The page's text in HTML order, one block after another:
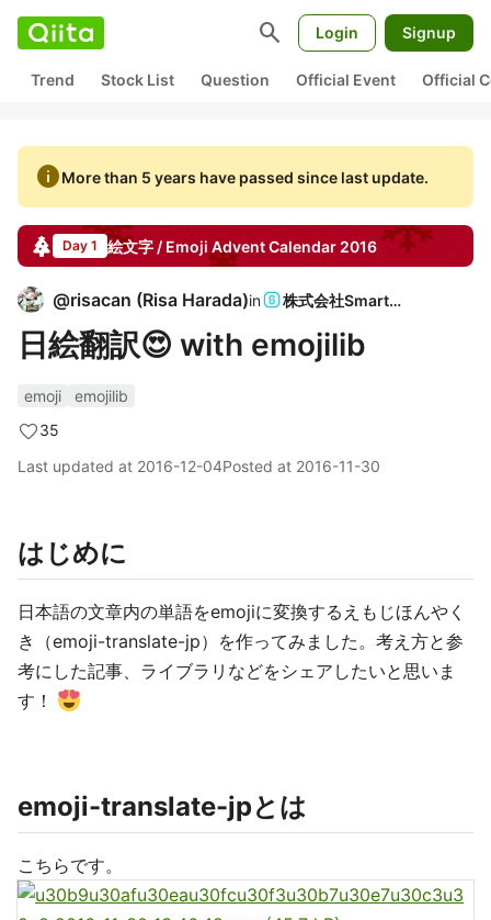
search Login Signup
Trend Stock List Question Official Event Official
infoMore than 5 years have passed since last update.
Day 1 絵文字 / Emoji Advent Calendar 2016
@risacan (Risa Harada)in 株式会社SmartHR
日絵翻訳😍 with emojilib
emoji
emojilib
35
Last updated at 2016-12-04Posted at 2016-11-30
はじめに
日本語の文章内の単語をemojiに変換するえもじほんやく
き（emoji-translate-jp）を作ってみました。考え方と参
考にした記事、ライブラリなどをシェアしたいと思いま
す！
emoji-translate-jpとは
こちらです。